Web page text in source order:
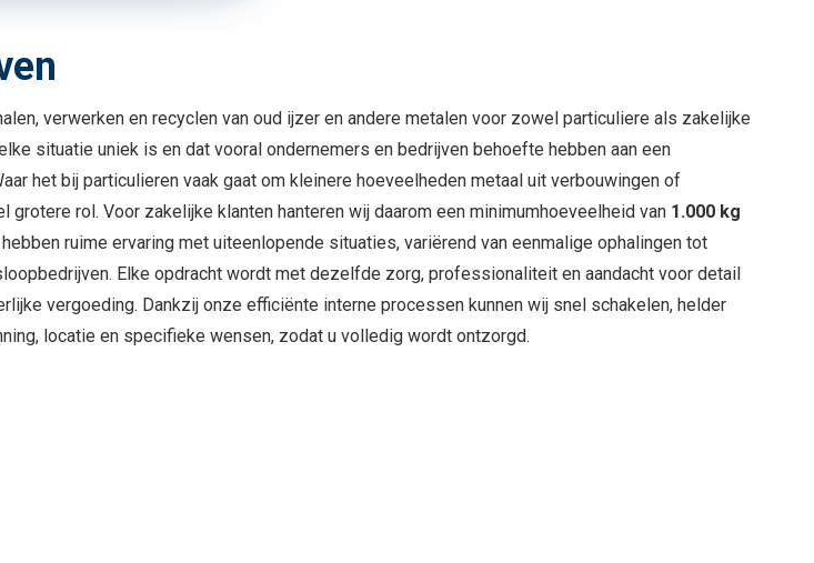
verwerken en recyclen van oud ijzer en andere metalen voor zowel particuliere als zakelijke
situatie uniek is en dat vooral ondernemers en bedrijven behoefte hebben aan een
het bij particulieren vaak gaat om kleinere hoeveelheden metaal uit verbouwingen of
rol. Voor zakelijke klanten hanteren wij daarom een minimumhoeveelheid van 1.000 kg
ruime ervaring met uiteenlopende situaties, variërend van eenmalige ophalingen tot
Elke opdracht wordt met dezelfde zorg, professionaliteit en aandacht voor detail
vergoeding. Dankzij onze efficiënte interne processen kunnen wij snel schakelen, helder
locatie en specifieke wensen, zodat u volledig wordt ontzorgd.